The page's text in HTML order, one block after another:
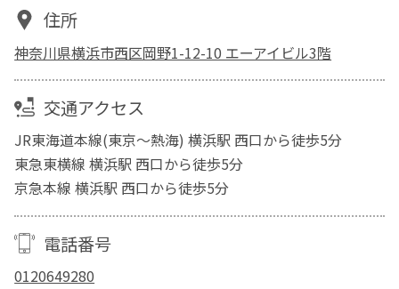
住所
神奈川県横浜市西区岡野1-12-10 エーアイビル3階
交通アクセス
JR東海道本線(東京～熱海) 横浜駅 西口から徒歩5分
東急東横線 横浜駅 西口から徒歩5分
京急本線 横浜駅 西口から徒歩5分
電話番号
0120649280